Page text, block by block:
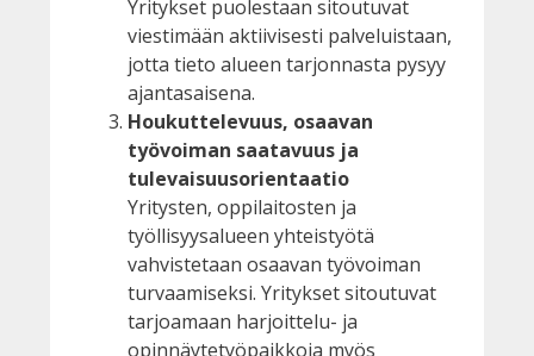
Yritykset puolestaan sitoutuvat
viestimään aktiivisesti palveluistaan,
jotta tieto alueen tarjonnasta pysyy
ajantasaisena.
Houkuttelevuus, osaavan
työvoiman saatavuus ja
tulevaisuusorientaatio
Yritysten, oppilaitosten ja
työllisyysalueen yhteistyötä
vahvistetaan osaavan työvoiman
turvaamiseksi. Yritykset sitoutuvat
tarjoamaan harjoittelu- ja
opinnäytetyöpaikkoja myös